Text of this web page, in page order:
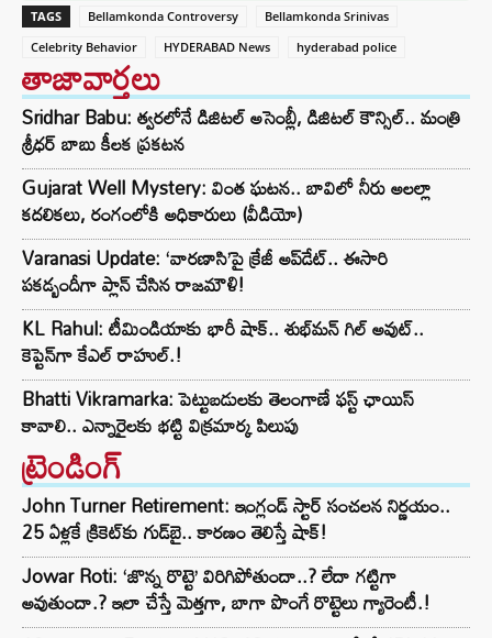
TAGS Bellamkonda Controversy
Bellamkonda Srinivas
Celebrity Behavior
HYDERABAD News hyderabad police
తాజావార్తలు
Sridhar Babu: త్వరలోనే డిజిటల్ అసెంబ్లీ, డిజిటల్ కౌన్సిల్.. మంత్రి
శ్రీధర్ బాబు కీలక ప్రకటన
Gujarat Well Mystery: వింత ఘటన.. బావిలో నీరు అలల్లా
కదలికలు, రంగంలోకి అధికారులు (వీడియో)
Varanasi Update: ‘వారణాసి’పై క్రేజీ అప్‌డేట్.. ఈసారి
పకడ్బందీగా ప్లాన్ చేసిన రాజమౌళి!
KL Rahul: టీమిండియాకు భారీ షాక్.. శుభ్‌మన్ గిల్ అవుట్..
కెప్టెన్‌గా కేఎల్ రాహుల్.!
Bhatti Vikramarka: పెట్టుబడులకు తెలంగాణే ఫస్ట్ ఛాయిస్
కావాలి.. ఎన్నారైలకు భట్టి విక్రమార్క పిలుపు
ట్రెండింగ్‌
John Turner Retirement: ఇంగ్లండ్ స్టార్ సంచలన నిర్ణయం..
25 ఏళ్లకే క్రికెట్‌కు గుడ్‌బై.. కారణం తెలిస్తే షాక్!
Jowar Roti: ‘జొన్న రొట్టె’ విరిగిపోతుందా..? లేదా గట్టిగా
అవుతుందా.? ఇలా చేస్తే మెత్తగా, బాగా పొంగే రొట్టెలు గ్యారెంటీ.!